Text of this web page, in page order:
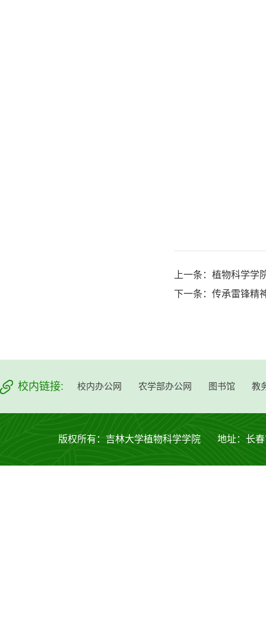
上一条： 植物科学学
下一条： 传承雷锋精
校内链接: 校内办公网 农学部办公网 图书馆 教
版权所有：吉林大学植物科学学院 地址：长